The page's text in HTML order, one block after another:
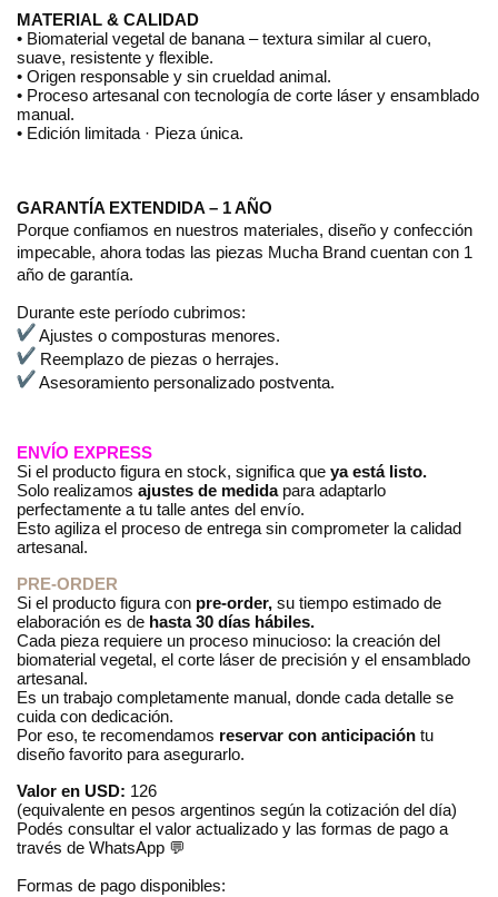
MATERIAL & CALIDAD
• Biomaterial vegetal de banana – textura similar al cuero,
suave, resistente y flexible.
• Origen responsable y sin crueldad animal.
• Proceso artesanal con tecnología de corte láser y ensamblado
manual.
• Edición limitada · Pieza única.
GARANTÍA EXTENDIDA – 1 AÑO
Porque confiamos en nuestros materiales, diseño y confección
impecable, ahora todas las piezas Mucha Brand cuentan con 1
año de garantía.
Durante este período cubrimos:
Ajustes o composturas menores.
Reemplazo de piezas o herrajes.
Asesoramiento personalizado postventa.
ENVÍO EXPRESS
Si el producto figura en stock, significa que ya está listo.
Solo realizamos ajustes de medida para adaptarlo
perfectamente a tu talle antes del envío.
Esto agiliza el proceso de entrega sin comprometer la calidad
artesanal.
PRE-ORDER
Si el producto figura con pre-order, su tiempo estimado de
elaboración es de hasta 30 días hábiles.
Cada pieza requiere un proceso minucioso: la creación del
biomaterial vegetal, el corte láser de precisión y el ensamblado
artesanal.
Es un trabajo completamente manual, donde cada detalle se
cuida con dedicación.
Por eso, te recomendamos reservar con anticipación tu
diseño favorito para asegurarlo.
Valor en USD: 126
(equivalente en pesos argentinos según la cotización del día)
Podés consultar el valor actualizado y las formas de pago a
través de WhatsApp 💬
Formas de pago disponibles: